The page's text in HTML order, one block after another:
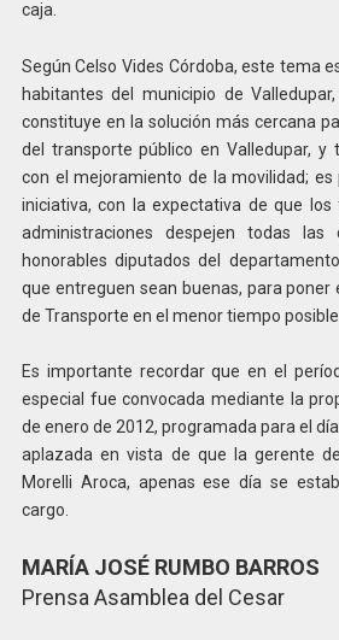
caja.
Según Celso Vides Córdoba, este tema
habitantes del municipio de
constituye en la solución más cercana
del transporte público en Valledupar, y
con el mejoramiento de la movilidad;
iniciativa, con la expectativa de que
administraciones despejen todas
honorables diputados del
que entreguen sean buenas, para poner
de Transporte en el menor tiempo posible.
Es importante recordar que en el
especial fue convocada mediante la
de enero de 2012, programada para el
aplazada en vista de que la gerente
Morelli Aroca, apenas ese día se
cargo.
MARÍA JOSÉ RUMBO BARROS
Prensa Asamblea del Cesar